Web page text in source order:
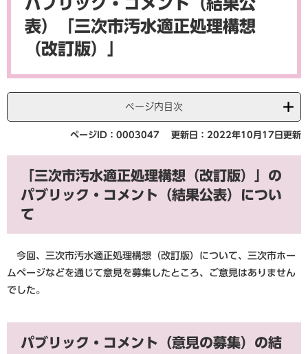
パブリック・コメント（結果公
表）「三次市汚水適正処理構想
（改訂版）」
ページ内目次
ページID：0003047 更新日：2022年10月17日更新
「三次市汚水適正処理構想（改訂版）」の
パブリック・コメント（結果公表）につい
て
今回、三次市汚水適正処理構想（改訂版）について、三次市ホー
ムページなどを通じて意見を募集したところ、ご意見はありません
でした。
パブリック・コメント（意見の募集）の結